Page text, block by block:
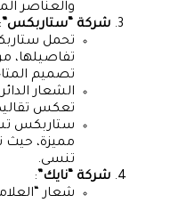
والعناصر
شركة “ستاربكس”:
تحمل
تفاصيلها،
تصميم
الشعار
تعكس
ستاربكس
مميزة، حيث
تنسى.
شركة “نايك”:
شعار